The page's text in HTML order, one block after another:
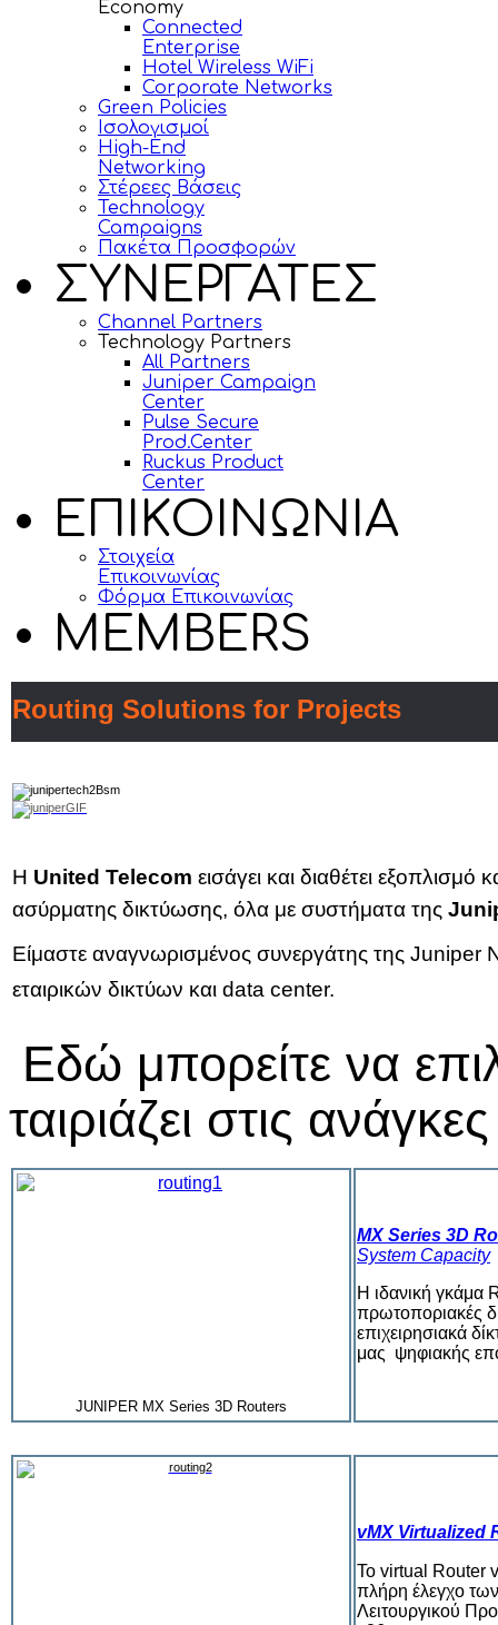
Economy
Connected
Enterprise
Hotel Wireless WiFi
Corporate Networks
Green Policies
Ισολογισμοί
High-End
Networking
Στέρεες Βάσεις
Technology
Campaigns
Πακέτα Προσφορών
ΣΥΝΕΡΓΑΤΕΣ
Channel Partners
Technology Partners
All Partners
Juniper Campaign
Center
Pulse Secure
Prod.Center
Ruckus Product
Center
ΕΠΙΚΟΙΝΩΝΙΑ
Στοιχεία
Επικοινωνίας
Φόρμα Επικοινωνίας
MEMBERS
Routing Solutions for Projects
Η United Telecom εισάγει και διαθέτει
ασύρματης δικτύωσης, όλα με συστήματα της
Είμαστε αναγνωρισμένος συνεργάτης της Juniper
εταιρικών δικτύων και data center.
Εδώ μπορείτε να
ταιριάζει στις
JUNIPER MX Series 3D Routers
MX Series 3D
System Capacity
Η ιδανική γκάμα
πρωτοποριακές
επιχειρησιακά
μας ψηφιακής
vMX Virtualized
Το virtual Router
πλήρη έλεγχο
Λειτουργικού